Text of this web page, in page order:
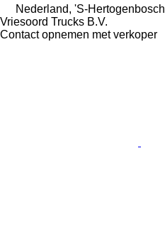
Nederland, 'S-Hertogenbosch
Vriesoord Trucks B.V.
Contact opnemen met verkoper